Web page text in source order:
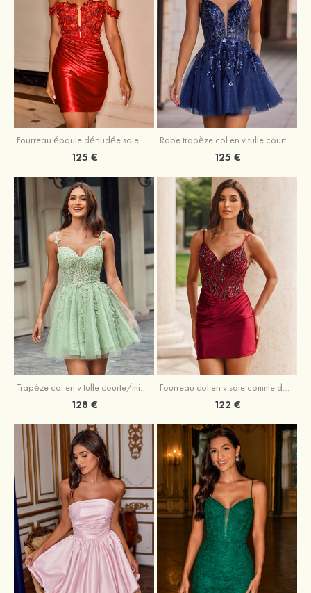
Fourreau épaule dénudée soie comme du satin courte/mini robe de fête de la rentrée
125 €
Robe trapèze col en v tulle courte/mini robe de fête de la rentrée avec poches paillettes
125 €
Trapèze col en v tulle courte/mini robe de fête de la rentrée avec perles
128 €
Fourreau col en v soie comme du satin courte/mini robe de fête de la rentrée avec paillettes
122 €